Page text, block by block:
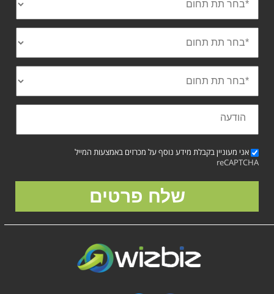
אני מעוניין בקבלת מידע נוסף על מכרזים באמצעות המייל
reCAPTCHA
שלח פרטים